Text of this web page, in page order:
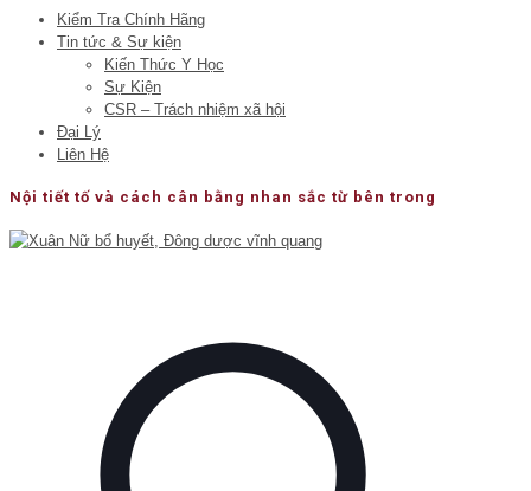
Kiểm Tra Chính Hãng
Tin tức & Sự kiện
Kiến Thức Y Học
Sự Kiện
CSR – Trách nhiệm xã hội
Đại Lý
Liên Hệ
Nội tiết tố và cách cân bằng nhan sắc từ bên trong